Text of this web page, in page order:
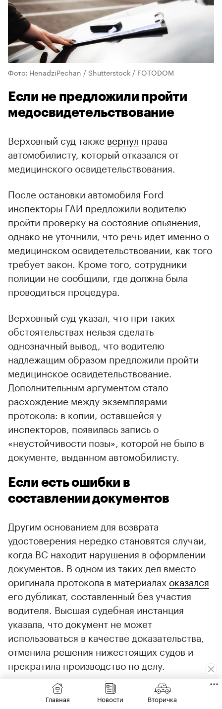
Фото: HenadziPechan / Shutterstock / FOTODOM
Если не предложили пройти
медосвидетельствование
Верховный суд также вернул права
автомобилисту, который отказался от
медицинского освидетельствования.
После остановки автомобиля Ford
инспекторы ГАИ предложили водителю
пройти проверку на состояние опьянения,
однако не уточнили, что речь идет именно о
медицинском освидетельствовании, как того
требует закон. Кроме того, сотрудники
полиции не сообщили, где должна была
проводиться процедура.
Верховный суд указал, что при таких
обстоятельствах нельзя сделать
однозначный вывод, что водителю
надлежащим образом предложили пройти
медицинское освидетельствование.
Дополнительным аргументом стало
расхождение между экземплярами
протокола: в копии, оставшейся у
инспекторов, появилась запись о
«неустойчивости позы», которой не было в
документе, выданном автомобилисту.
Если есть ошибки в
составлении документов
Другим основанием для возврата
удостоверения нередко становятся случаи,
когда ВС находит нарушения в оформлении
документов. В одном из таких дел вместо
оригинала протокола в материалах оказался
его дубликат, составленный без участия
водителя. Высшая судебная инстанция
указала, что документ не может
использоваться в качестве доказательства,
отменила решения нижестоящих судов и
прекратила производство по делу.
Главная Новости Вторичка